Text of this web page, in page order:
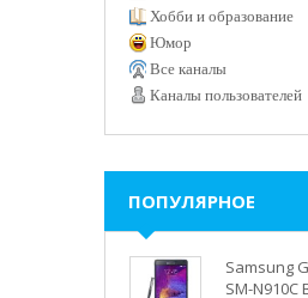
Хобби и образование
Юмор
Все каналы
Каналы пользователей
ПОПУЛЯРНОЕ
Samsung
SM-N910C